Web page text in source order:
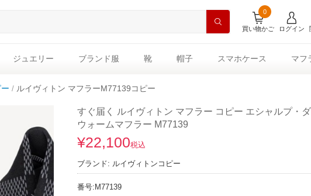
買い物かご
0
ログイン
ジュエリー ブランド服 靴 帽子 スマホケース マフ
ルイヴィトン マフラーM77139コピー
すぐ届く ルイヴィトン マフラー コピー エシャルプ・
ウォームマフラー M77139
¥22,100税込
ブランド: ルイヴィトンコピー
番号: M77139